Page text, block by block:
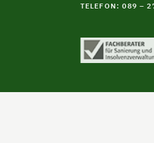
TELEFON: 089 –